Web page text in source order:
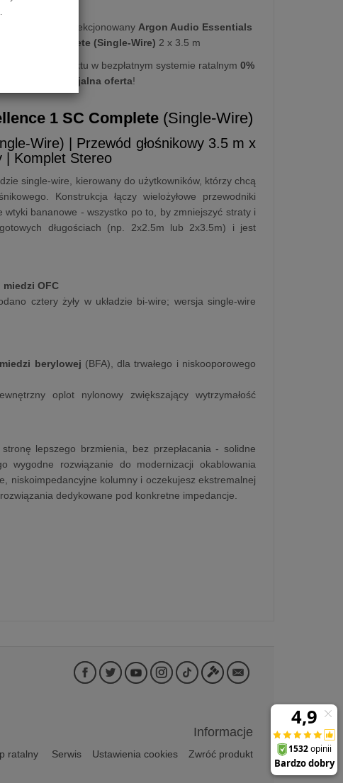
głośnikowy konfekcjonowany Argon Audio Essentials
1 SC Complete (Single-Wire) 2 x 3.5 m
zakupu produktu w bezpłatnym systemie ratalnym 0%
specjalna oferta!
1 SC Complete (Single-Wire)
Wire) | Przewód głośnikowy 3.5 m x
| Komplet Stereo
single-wire, kierowany do użytkowników, którzy chcą
Konstrukcja łączy wielożyłowe przewodniki
bananowe - wszystko po to, by zmniejszyć straty i
długościach (np. 2x2.5m lub 2x3.5m) i jest
OFC
cztery żyły w układzie bi-wire; wersja single-wire
berylowej (BFA), dla trwałego i niskooporowego
oplot nylonowy zwiększający wytrzymałość
lepszego brzmienia, bez przepłacania - solidne
wygodne rozwiązanie do modernizacji okablowania
niskoimpedancyjne kolumny i oczekujesz ekstremalnej
dedykowane pod konkretne impedancje.
Informacje
ratalny Serwis Ustawienia cookies
Zwróć produkt
.